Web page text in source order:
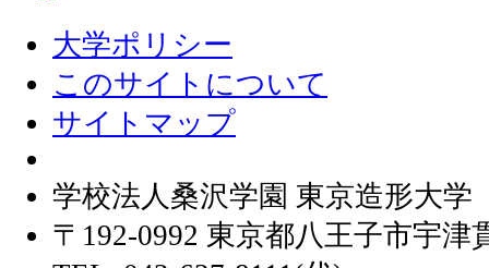
大学ポリシー
このサイトについて
サイトマップ
学校法人桑沢学園 東京造形大学
〒192-0992 東京都八王子市宇津